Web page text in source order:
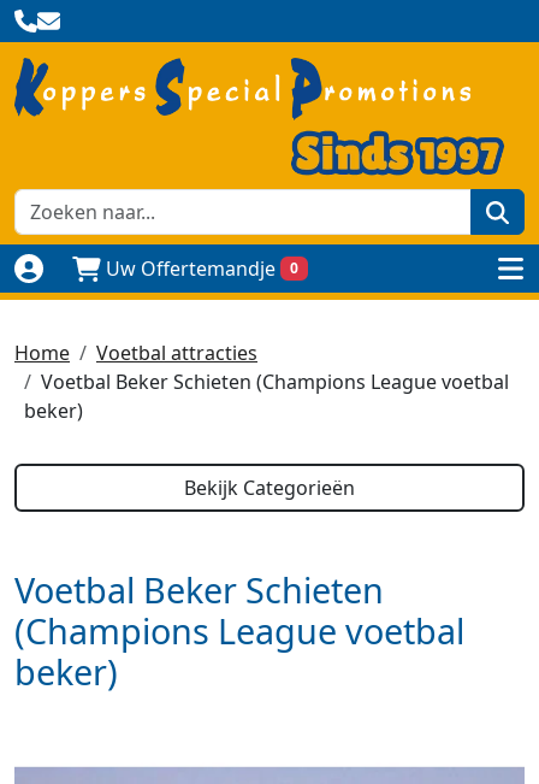
Naar login paginaUw Offertemandje 0
Home
Voetbal attracties
Voetbal Beker Schieten (Champions League voetbal
beker)
Bekijk Categorieën
Voetbal Beker Schieten
(Champions League voetbal
beker)